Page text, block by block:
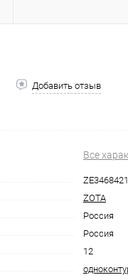
Добавить отзыв
Все
ZOTA
Россия
Россия
12